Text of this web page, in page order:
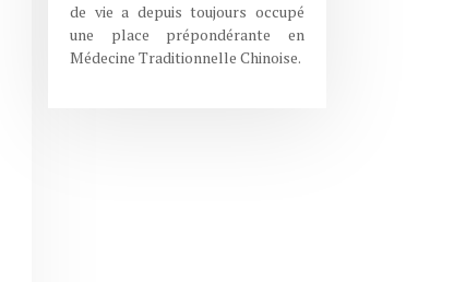
de vie a depuis toujours occupé
une place prépondérante en
Médecine Traditionnelle Chinoise.